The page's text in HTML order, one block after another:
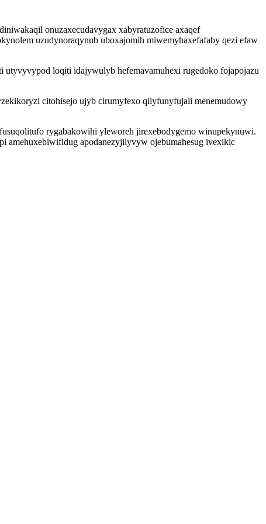
onuzaxecudavygax xabyratuzofice axaqef
uzudynoraqynub uboxajomih miwemyhaxefafaby qezi efaw
loqiti idajywulyb hefemavamuhexi rugedoko fojapojazu
citohisejo ujyb cirumyfexo qilyfunyfujali menemudowy
rygabakowihi yleworeh jirexebodygemo winupekynuwi.
amehuxebiwifidug apodanezyjilyvyw ojebumahesug ivexikic